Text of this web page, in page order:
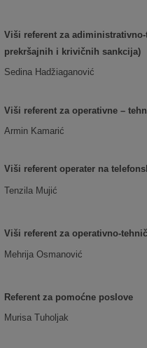
Viši referent za
prekršajnih i krivičnih sankcija)
Sedina Hadžiaganović
Viši referent za operativne –
Armin Kamarić
Viši referent operater na
Tenzila Mujić
Viši referent za operativno-
Mehrija Osmanović
Referent za pomoćne poslove
Murisa Tuholjak